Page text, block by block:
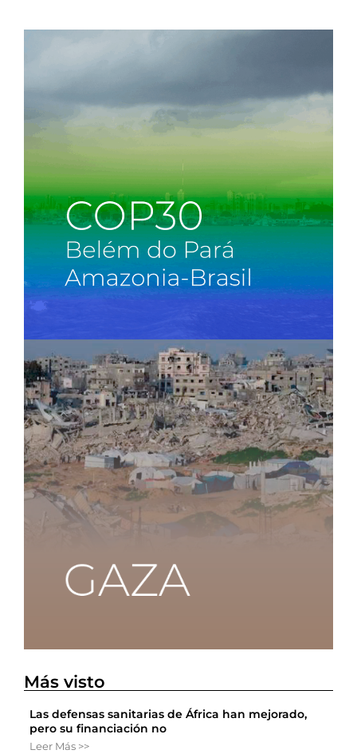
Más visto
Las defensas sanitarias de África han mejorado,
pero su financiación no
Leer Más >>